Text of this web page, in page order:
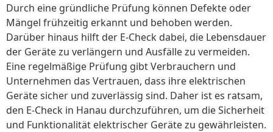
Durch eine gründliche Prüfung können Defekte oder
Mängel frühzeitig erkannt und behoben werden.
Darüber hinaus hilft der E-Check dabei, die Lebensdauer
der Geräte zu verlängern und Ausfälle zu vermeiden.
Eine regelmäßige Prüfung gibt Verbrauchern und
Unternehmen das Vertrauen, dass ihre elektrischen
Geräte sicher und zuverlässig sind. Daher ist es ratsam,
den E-Check in Hanau durchzuführen, um die Sicherheit
und Funktionalität elektrischer Geräte zu gewährleisten.